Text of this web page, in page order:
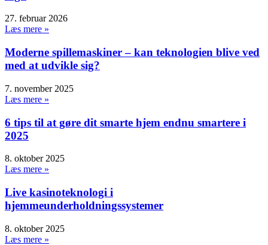
27. februar 2026
Læs mere »
Moderne spillemaskiner – kan teknologien blive ved
med at udvikle sig?
7. november 2025
Læs mere »
6 tips til at gøre dit smarte hjem endnu smartere i
2025
8. oktober 2025
Læs mere »
Live kasinoteknologi i
hjemmeunderholdningssystemer
8. oktober 2025
Læs mere »